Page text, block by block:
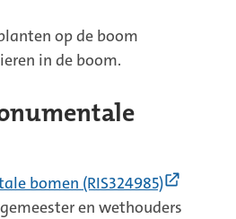
op de boom
in de boom.
bomen (RIS324985)
link)
en wethouders